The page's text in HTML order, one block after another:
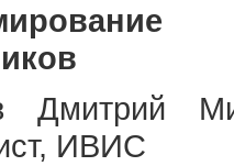
Дмитрий
ИВИС